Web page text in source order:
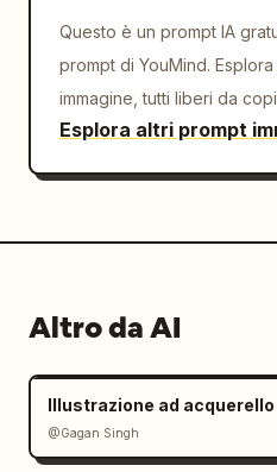
Questo è un prompt IA
prompt di YouMind.
immagine, tutti liberi da
Esplora altri prompt
Altro da AI
@Gagan Singh